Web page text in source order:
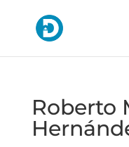
Roberto